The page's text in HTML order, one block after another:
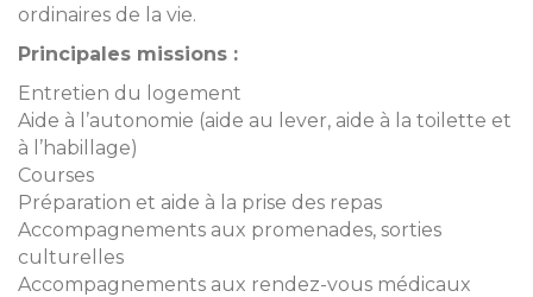
ordinaires de la vie.
Principales missions :
Entretien du logement
Aide à l’autonomie (aide au lever, aide à la toilette et
à l’habillage)
Courses
Préparation et aide à la prise des repas
Accompagnements aux promenades, sorties
culturelles
Accompagnements aux rendez-vous médicaux